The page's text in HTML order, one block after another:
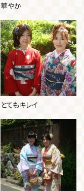
華やか
とてもキレイ